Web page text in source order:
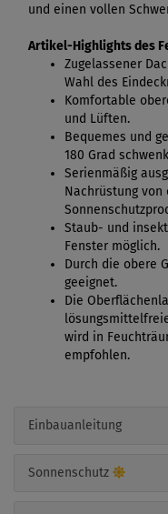
und einen vollen
Artikel-Highlights des
Zugelassener
Wahl des
Komfortable
und Lüften.
Bequemes und
180 Grad
Serienmäßig
Nachrüstung von
Staub- und
Fenster möglich.
Durch die obere
geeignet.
Die
wird in
empfohlen.
Einbauanleitung
Sonnenschutz